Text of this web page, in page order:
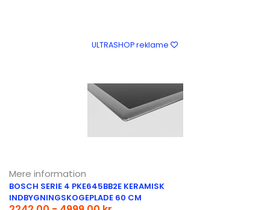
ULTRASHOP reklame
Mere information
BOSCH SERIE 4 PKE645BB2E KERAMISK
INDBYGNINGSKOGEPLADE 60 CM